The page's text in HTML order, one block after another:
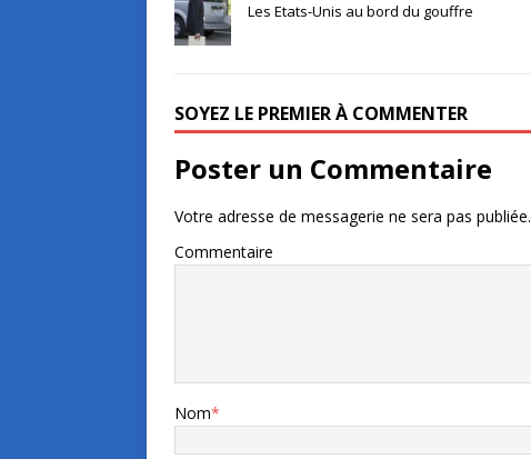
Les Etats-Unis au bord du gouffre
SOYEZ LE PREMIER À COMMENTER
Poster un Commentaire
Votre adresse de messagerie ne sera pas publiée.
Commentaire
Nom*